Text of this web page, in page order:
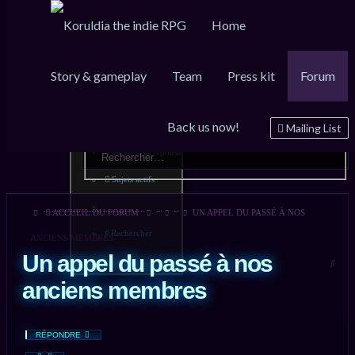
Home
Story & gameplay Team Press kit Forum
Mailing List
Back us now!
Raccourcis
Messages non lus
Sujets sans réponse
Sujets actifs
Rechercher
Connexion
Inscription
ACCUEIL DU FORUM UN APPEL DU PASSÉ À NOS
ANCIENS MEMBRES
Un appel du passé à nos
anciens membres
RÉPONDRE